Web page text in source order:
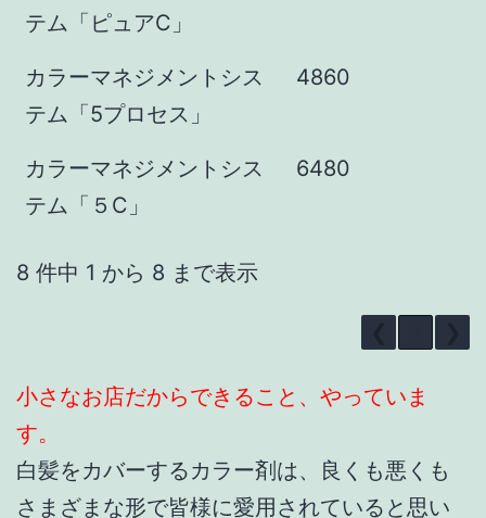
テム「ピュアC」
カラーマネジメントシス
テム「5プロセス」
4860
カラーマネジメントシス
テム「５C」
6480
8 件中 1 から 8 まで表示
小さなお店だからできること、やっていま
す。
白髪をカバーするカラー剤は、良くも悪くも
さまざまな形で皆様に愛用されていると思い